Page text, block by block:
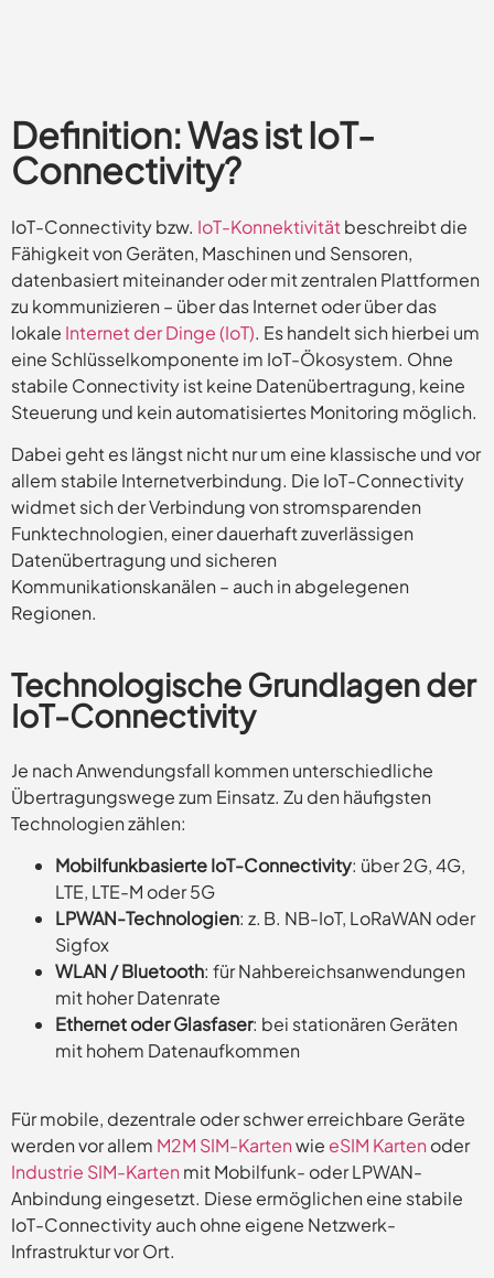
Definition: Was ist IoT-
Connectivity?
IoT-Connectivity bzw. IoT-Konnektivitätbeschreibt die
Fähigkeit von Geräten, Maschinen und Sensoren,
datenbasiert miteinander oder mit zentralen Plattformen
zu kommunizieren – über das Internet oder über das
lokale Internet der Dinge (IoT). Es handelt sich hierbei um
eine Schlüsselkomponente im IoT-Ökosystem. Ohne
stabile Connectivity ist keine Datenübertragung, keine
Steuerung und kein automatisiertes Monitoring möglich.
Dabei geht es längst nicht nur um eine klassische und vor
allem stabile Internetverbindung. Die IoT-Connectivity
widmet sich der Verbindung von stromsparenden
Funktechnologien, einer dauerhaft zuverlässigen
Datenübertragung und sicheren
Kommunikationskanälen – auch in abgelegenen
Regionen.
Technologische Grundlagen der
IoT-Connectivity
Je nach Anwendungsfall kommen unterschiedliche
Übertragungswege zum Einsatz. Zu den häufigsten
Technologien zählen:
Mobilfunkbasierte IoT-Connectivity: über 2G, 4G,
LTE, LTE-M oder 5G
LPWAN-Technologien: z. B. NB-IoT, LoRaWAN oder
Sigfox
WLAN / Bluetooth: für Nahbereichsanwendungen
mit hoher Datenrate
Ethernet oder Glasfaser: bei stationären Geräten
mit hohem Datenaufkommen
Für mobile, dezentrale oder schwer erreichbare Geräte
werden vor allem M2M SIM-Kartenwie eSIM Karten oder
Industrie SIM-Karten mit Mobilfunk- oder LPWAN-
Anbindung eingesetzt. Diese ermöglichen eine stabile
IoT-Connectivity auch ohne eigene Netzwerk-
Infrastruktur vor Ort.